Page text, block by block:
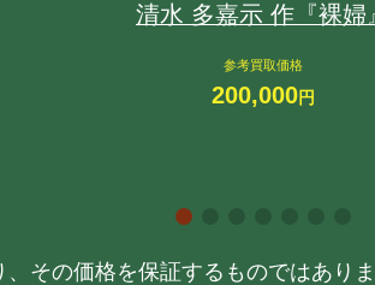
清水 多嘉示 作『裸婦
参考買取価格
200,000円
その価格を保証するものではあり